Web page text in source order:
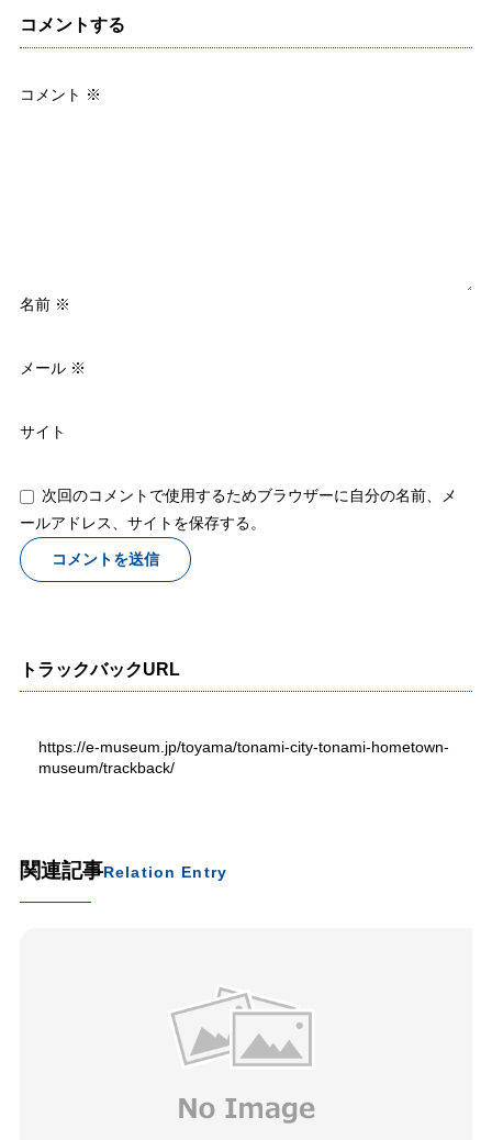
コメントする
コメント ※
名前 ※
メール ※
サイト
次回のコメントで使用するためブラウザーに自分の名前、メ
ールアドレス、サイトを保存する。
トラックバックURL
https://e-museum.jp/toyama/tonami-city-tonami-hometown-
museum/trackback/
関連記事Relation Entry